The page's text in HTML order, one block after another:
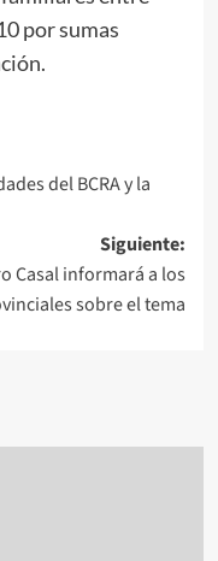
por sumas
del BCRA y la
Siguiente:
Casal informará a los
sobre el tema